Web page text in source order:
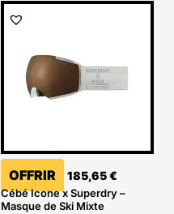
OFFRIR 185,65€
Cébé Icone x Superdry –
Masque de Ski Mixte